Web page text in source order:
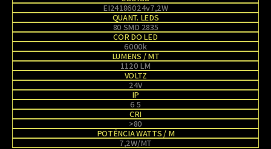
EI24186024v7,2W
QUANT. LEDS
80 SMD 2835
COR DO LED
6000k
LUMENS / MT
1120 LM
VOLTZ
24V
IP
6 5
CRI
>80
POTÊNCIA WATTS / M
7,2W/MT